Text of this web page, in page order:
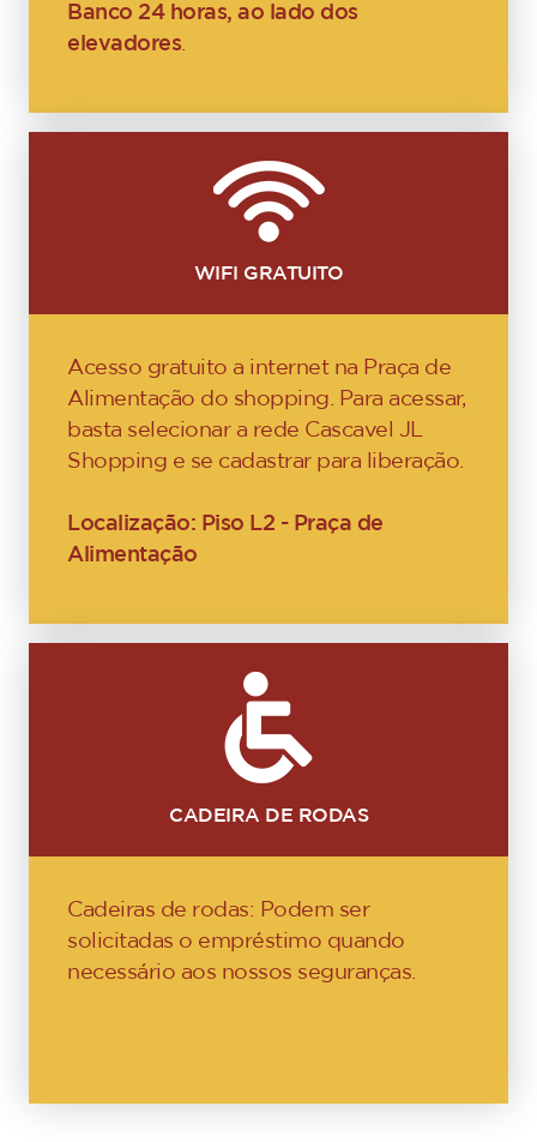
Banco 24 horas, ao lado dos
elevadores.
WIFI GRATUITO
Acesso gratuito a internet na Praça de
Alimentação do shopping. Para acessar,
basta selecionar a rede Cascavel JL
Shopping e se cadastrar para liberação.
Localização: Piso L2 - Praça de
Alimentação
CADEIRA DE RODAS
Cadeiras de rodas: Podem ser
solicitadas o empréstimo quando
necessário aos nossos seguranças.